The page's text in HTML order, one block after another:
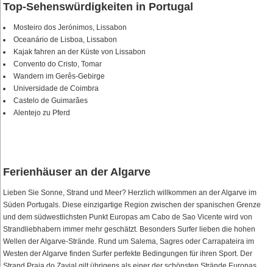
Top-Sehenswürdigkeiten in Portugal
Mosteiro dos Jerónimos, Lissabon
Oceanário de Lisboa, Lissabon
Kajak fahren an der Küste von Lissabon
Convento do Cristo, Tomar
Wandern im Gerês-Gebirge
Universidade de Coimbra
Castelo de Guimarães
Alentejo zu Pferd
Ferienhäuser an der Algarve
Lieben Sie Sonne, Strand und Meer? Herzlich willkommen an der Algarve im
Süden Portugals. Diese einzigartige Region zwischen der spanischen Grenze
und dem südwestlichsten Punkt Europas am Cabo de Sao Vicente wird von
Strandliebhabern immer mehr geschätzt. Besonders Surfer lieben die hohen
Wellen der Algarve-Strände. Rund um Salema, Sagres oder Carrapateira im
Westen der Algarve finden Surfer perfekte Bedingungen für ihren Sport. Der